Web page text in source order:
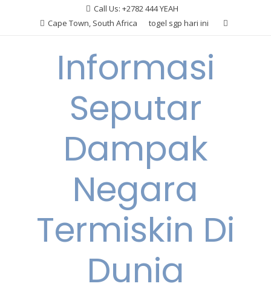
Call Us: +2782 444 YEAH
Cape Town, South Africa
togel sgp hari ini
Informasi
Seputar
Dampak
Negara
Termiskin Di
Dunia